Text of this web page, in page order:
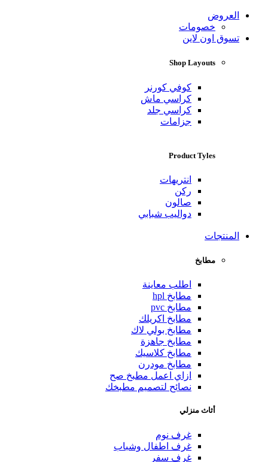
العروض
خصومات
تسوق اون لاين
Shop Layouts
كوفي كورنر
كراسي ماش
كراسي جلد
جزامات
Product Tyles
انتريهات
ركن
صالون
دواليب شبابي
المنتجات
مطابخ
اطلب معاينة
مطابخ hpl
مطابخ pvc
مطابخ اكريلك
مطابخ بولي لاك
مطابخ جاهزة
مطابخ كلاسيك
مطابخ مودرن
ازاي اعمل مطبخ صح
نصائح لتصميم مطبخك
أثاث منزلي
غرف نوم
غرف اطفال وشباب
غرف سفر